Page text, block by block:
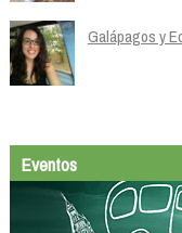
Galápagos y
Eventos